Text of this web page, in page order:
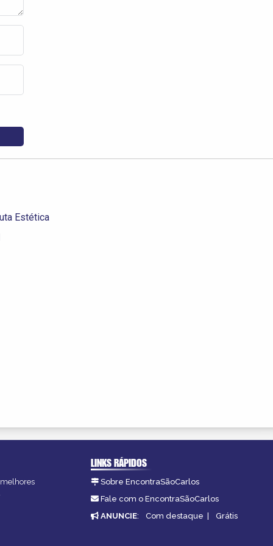
Estética
LINKS RÁPIDOS
Sobre EncontraSãoCarlos
Fale com o EncontraSãoCarlos
ANUNCIE: Com destaque | Grátis